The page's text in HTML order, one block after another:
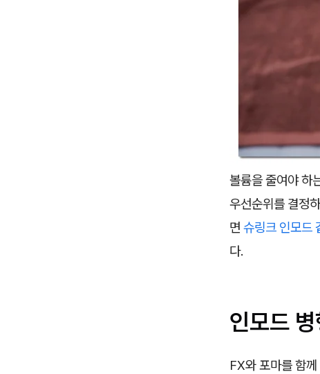
볼륨을 줄여야 하
우선순위를 결정
면 슈링크 인모드
다.
인모드
FX와 포마를 함